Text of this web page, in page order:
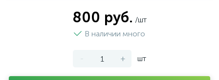
800 руб. /шт
В наличии много
- + шт